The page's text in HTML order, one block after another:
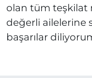
olan tüm teşkilat
değerli ailelerine
başarılar